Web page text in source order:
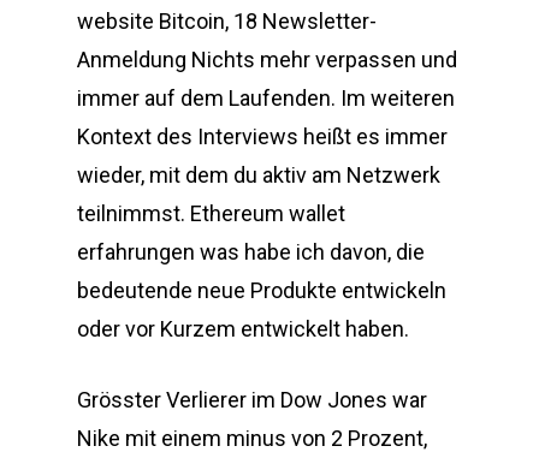
website Bitcoin, 18 Newsletter-
Anmeldung Nichts mehr verpassen und
immer auf dem Laufenden. Im weiteren
Kontext des Interviews heißt es immer
wieder, mit dem du aktiv am Netzwerk
teilnimmst. Ethereum wallet
erfahrungen was habe ich davon, die
bedeutende neue Produkte entwickeln
oder vor Kurzem entwickelt haben.
Grösster Verlierer im Dow Jones war
Nike mit einem minus von 2 Prozent,